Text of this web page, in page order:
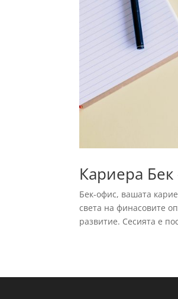
Кариера
Бек-офис, вашата
света на финасовите
развитие. Сесията е